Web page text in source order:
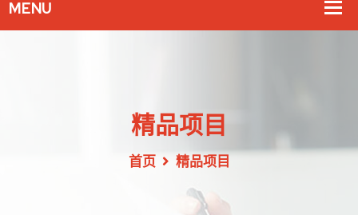
精品项目
首页 精品项目